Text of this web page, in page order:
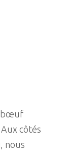
bœuf
côtés
nous